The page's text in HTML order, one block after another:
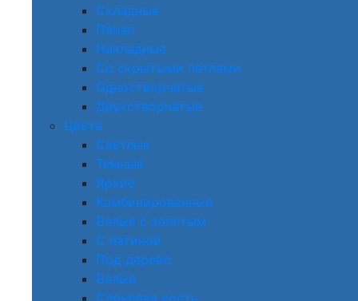
Складные
Пенал
Накладные
Со скрытыми петлями
Одностворчатые
Двухстворчатые
Цвета
Светлые
Темные
Яркие
Комбинированные
Белые с золотым
С патиной
Под дерево
Белые
Слоновая кость